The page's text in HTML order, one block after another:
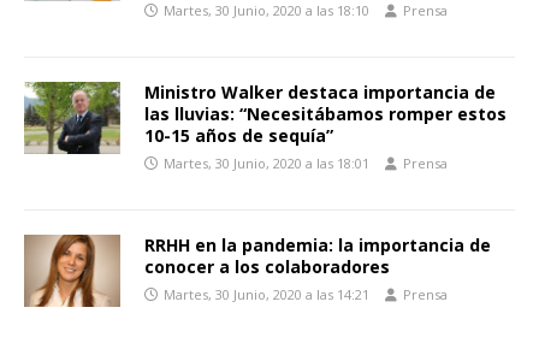
Martes, 30 Junio, 2020 a las 18:10 Prensa
Ministro Walker destaca importancia de
las lluvias: “Necesitábamos romper estos
10-15 años de sequía”
Martes, 30 Junio, 2020 a las 18:01 Prensa
RRHH en la pandemia: la importancia de
conocer a los colaboradores
Martes, 30 Junio, 2020 a las 14:21 Prensa